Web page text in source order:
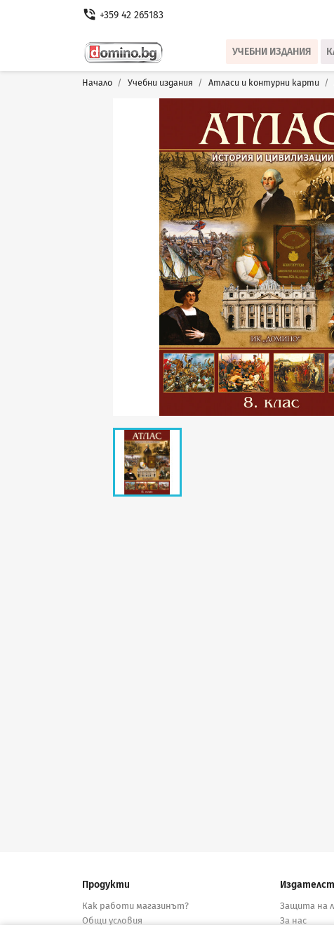
phone_in_talk +359 42 265183
УЧЕБНИ ИЗДАНИЯ
Начало Учебни издания Атласи и контурни карти
Продукти
Как работи магазинът?
Общи условия
Защита на
За нас